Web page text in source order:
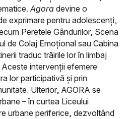
Agora devine o
exprimare pentru adolescenți,
Peretele Gândurilor, Scena
de Colaj Emoțional sau Cabina
traduc trăirile lor în limbaj
intervenții efemere
lor participativă și prin
Ulterior, AGORA se
– în curtea Liceului
urbane periferice, dezvoltând